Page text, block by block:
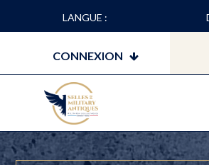
LANGUE :
CONNEXION